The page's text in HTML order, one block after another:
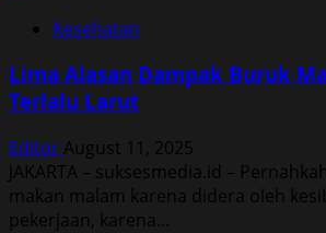
Drakor
The
Bar:
Liku
Kehidupan
Pengacara
di
Kesehatan
Lima Alasan Dampak Buruk
Terlalu Larut
Editor August 11, 2025
JAKARTA – suksesmedia.id –
makan malam karena didera oleh
pekerjaan, karena...